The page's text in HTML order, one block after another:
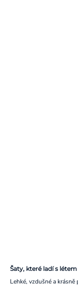
Šaty, které ladí s létem
Lehké, vzdušné a